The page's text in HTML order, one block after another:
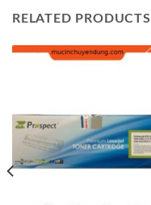
RELATED PRODUCTS